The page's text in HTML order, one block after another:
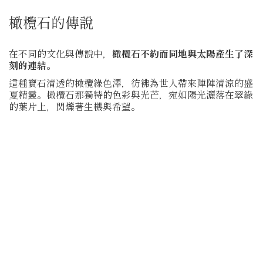
橄欖石的傳說
在不同的文化與傳說中， 橄欖石不約而同地與太陽產生了深
刻的連結。
這種寶石清透的橄欖綠色澤，彷彿為世人帶來陣陣清涼的盛
夏精靈。橄欖石那獨特的色彩與光芒，宛如陽光灑落在翠綠
的葉片上，閃爍著生機與希望。